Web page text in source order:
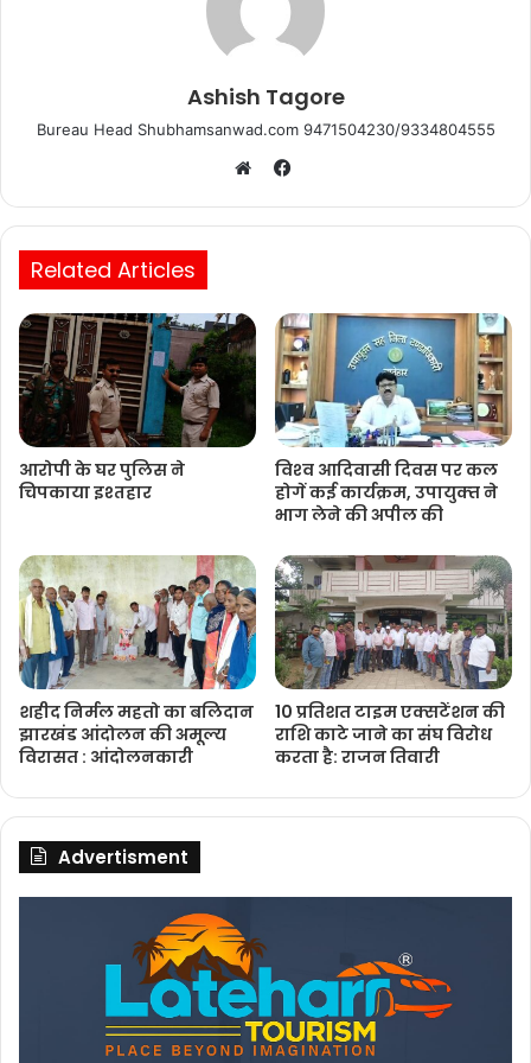
Ashish Tagore
Bureau Head Shubhamsanwad.com 9471504230/9334804555
Facebook
Related Articles
आरोपी के घर पुलिस ने
चिपकाया इश्तहार
विश्‍व आदिवासी दिवस पर कल
होगें कई कार्यक्रम, उपायुक्‍त ने
भाग लेने की अपील की
शहीद निर्मल महतो का बलिदान
झारखंड आंदोलन की अमूल्य
विरासत : आंदोलनकारी
10 प्रतिशत टाइम एक्सटेंशन की
राशि काटे जाने का संघ विरोध
करता है: राजन तिवारी
Advertisment